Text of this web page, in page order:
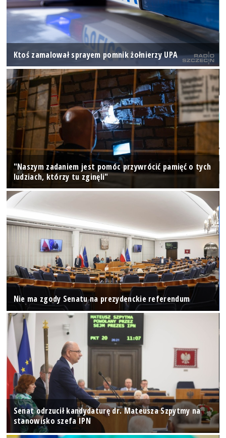
Ktoś zamalował sprayem pomnik żołnierzy UPA
"Naszym zadaniem jest pomóc przywrócić pamięć o tych
ludziach, którzy tu zginęli"
Nie ma zgody Senatu na prezydenckie referendum
Senat odrzucił kandydaturę dr. Mateusza Szpytmy na
stanowisko szefa IPN